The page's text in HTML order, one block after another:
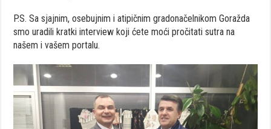
P.S. Sa sjajnim, osebujnim i atipičnim gradonačelnikom Goražda
smo uradili kratki interview koji ćete moći pročitati sutra na
našem i vašem portalu.